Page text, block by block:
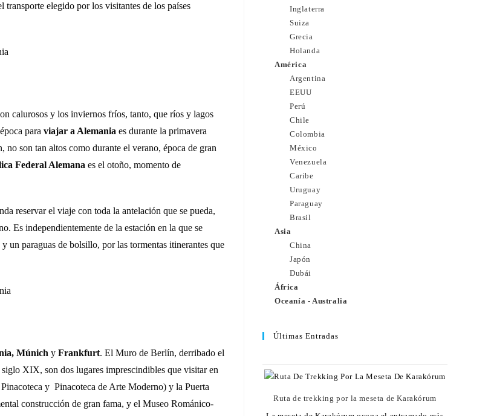
elegido por los visitantes de los países
calurosos y los inviernos fríos, tanto, que ríos y lagos
para viajar a Alemania es durante la primavera
son tan altos como durante el verano, época de gran
Federal Alemana es el otoño, momento de
reservar el viaje con toda la antelación que se pueda,
Es independientemente de la estación en la que se
un paraguas de bolsillo, por las tormentas itinerantes que
Múnich y Frankfurt. El Muro de Berlín, derribado el
XIX, son dos lugares imprescindibles que visitar en
y Pinacoteca de Arte Moderno) y la Puerta
construcción de gran fama, y el Museo Románico-
Inglaterra
Suiza
Grecia
Holanda
América
Argentina
EEUU
Perú
Chile
Colombia
México
Venezuela
Caribe
Uruguay
Paraguay
Brasil
Asia
China
Japón
Dubái
África
Oceanía - Australia
Últimas Entradas
Ruta de trekking por la meseta de Karakórum